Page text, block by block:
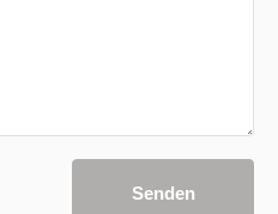
Senden